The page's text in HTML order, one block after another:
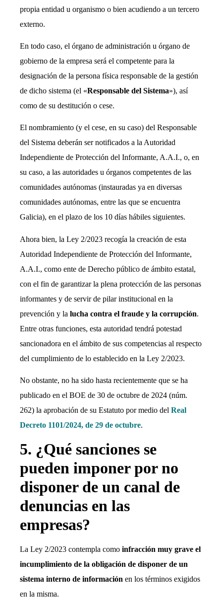
propia entidad u organismo o bien acudiendo a un tercero
externo.
En todo caso, el órgano de administración u órgano de
gobierno de la empresa será el competente para la
designación de la persona física responsable de la gestión
de dicho sistema (el «Responsable del Sistema»), así
como de su destitución o cese.
El nombramiento (y el cese, en su caso) del Responsable
del Sistema deberán ser notificados a la Autoridad
Independiente de Protección del Informante, A.A.I., o, en
su caso, a las autoridades u órganos competentes de las
comunidades autónomas (instauradas ya en diversas
comunidades autónomas, entre las que se encuentra
Galicia), en el plazo de los 10 días hábiles siguientes.
Ahora bien, la Ley 2/2023 recogía la creación de esta
Autoridad Independiente de Protección del Informante,
A.A.I., como ente de Derecho público de ámbito estatal,
con el fin de garantizar la plena protección de las personas
informantes y de servir de pilar institucional en la
prevención y la lucha contra el fraude y la corrupción.
Entre otras funciones, esta autoridad tendrá potestad
sancionadora en el ámbito de sus competencias al respecto
del cumplimiento de lo establecido en la Ley 2/2023.
No obstante, no ha sido hasta recientemente que se ha
publicado en el BOE de 30 de octubre de 2024 (núm.
262) la aprobación de su Estatuto por medio del Real
Decreto 1101/2024, de 29 de octubre.
5. ¿Qué sanciones se
pueden imponer por no
disponer de un canal de
denuncias en las
empresas?
La Ley 2/2023 contempla como infracción muy grave el
incumplimiento de la obligación de disponer de un
sistema interno de información en los términos exigidos
en la misma.